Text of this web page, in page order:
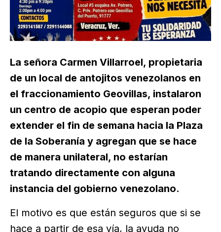
La señora Carmen Villarroel, propietaria
de un local de antojitos venezolanos en
el fraccionamiento Geovillas, instalaron
un centro de acopio que esperan poder
extender el fin de semana hacia la Plaza
de la Soberanía y agregan que se hace
de manera unilateral, no estarían
tratando directamente con alguna
instancia del gobierno venezolano.
El motivo es que están seguros que si se
hace a partir de esa vía, la ayuda no